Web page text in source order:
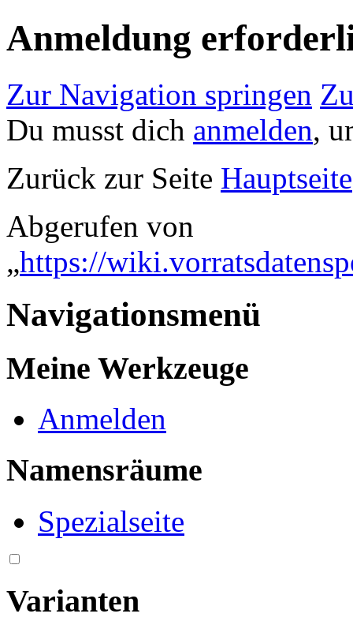
Anmeldung
Zur Navigation springen
Du musst dich anmelden,
Zurück zur Seite Hauptseite
Abgerufen von
„https://
Navigationsmenü
Meine Werkzeuge
Anmelden
Namensräume
Spezialseite
Varianten